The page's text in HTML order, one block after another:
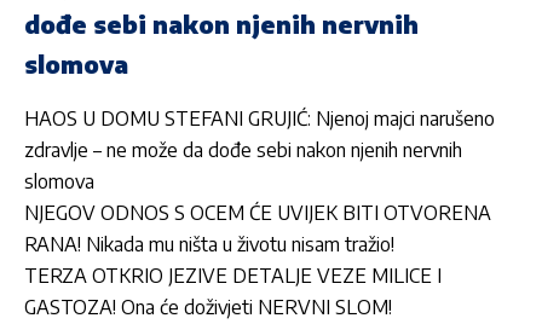
dođe sebi nakon njenih nervnih
slomova
HAOS U DOMU STEFANI GRUJIĆ: Njenoj majci narušeno
zdravlje – ne može da dođe sebi nakon njenih nervnih
slomova
NJEGOV ODNOS S OCEM ĆE UVIJEK BITI OTVORENA
RANA! Nikada mu ništa u životu nisam tražio!
TERZA OTKRIO JEZIVE DETALJE VEZE MILICE I
GASTOZA! Ona će doživjeti NERVNI SLOM!